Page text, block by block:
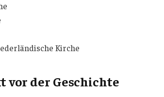
Kirche
vor der Geschichte